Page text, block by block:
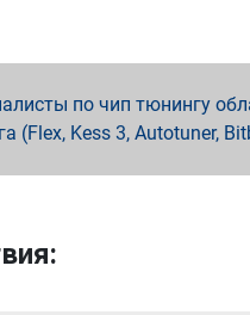
по чип тюнингу
(Flex, Kess 3, Autotuner,